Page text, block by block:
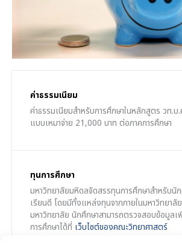
ค่าธรรมเนียม
ค่าธรรมเนียมสำหรับการศึกษาในหลักสูตร วท.
แบบเหมาจ่าย 21,000 บาท ต่อภาคการศึกษา
ทุนการศึกษา
มหาวิทยาลัยมหิดลจัดสรรทุนการศึกษาสำหรับนั
เรียนดี โดยมีทั้งแหล่งทุนจากภายในมหาวิทยาลั
มหาวิทยาลัย นักศึกษาสามารถตรวจสอบข้อมูล
การศึกษาได้ที่ เว็บไซต์ของคณะวิทยาศาสตร์